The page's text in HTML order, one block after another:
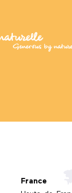
France